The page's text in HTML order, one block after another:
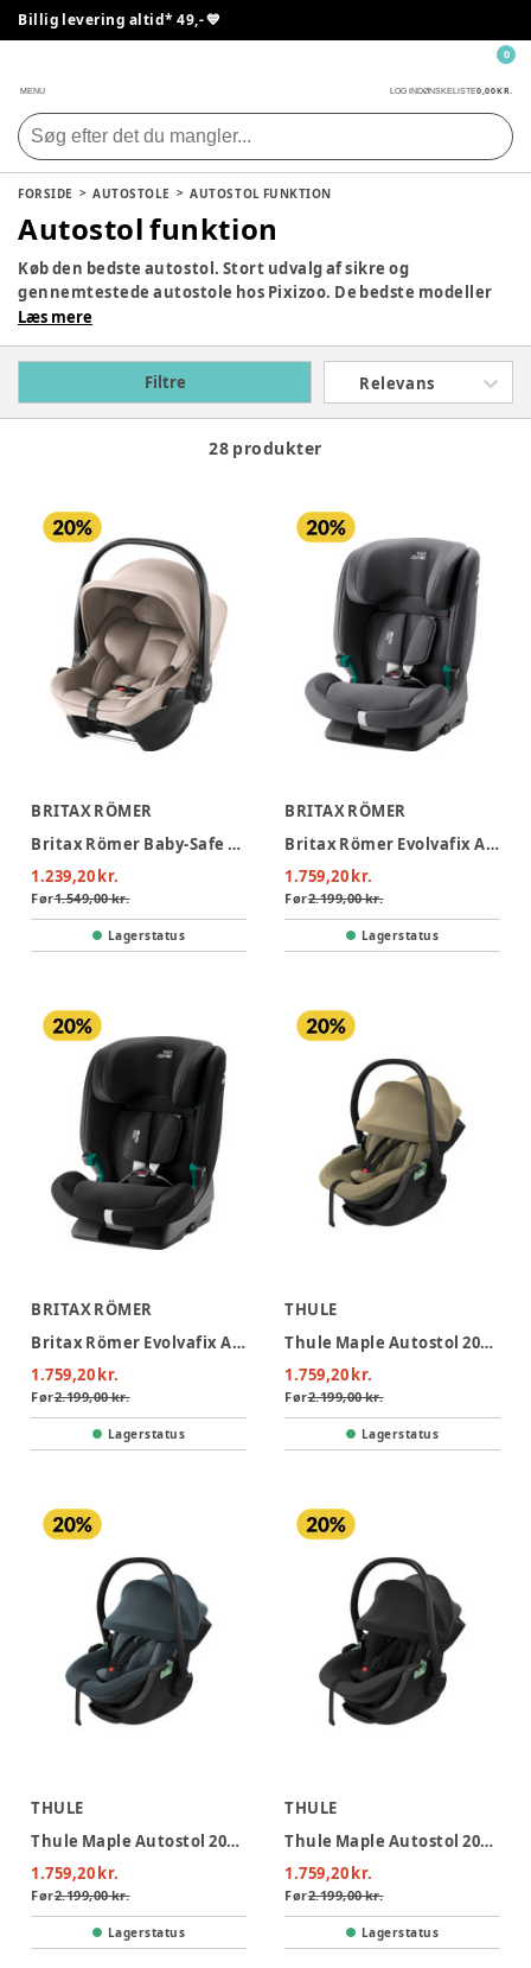
Billig levering altid* 49,- 💙
MENU LOG INDØNSKELISTE0,00 KR.
0
FORSIDE AUTOSTOLE AUTOSTOL FUNKTION
Autostol funktion
Køb den bedste autostol. Stort udvalg af sikre og
gennemtestede autostole hos Pixizoo. De bedste modeller
fraLionelo
hjælper meget gerne med rådgivning, hvis du har brug for
Læs mere
Filtre Relevans
28 produkter
BRITAX RÖMER
Britax Römer Baby-Safe Core Autostol - Chai
1.239,20 kr.
Før1.549,00 kr.
Lagerstatus
BRITAX RÖMER
Britax Römer Evolvafix Autostol - Midnight Grey
1.759,20 kr.
Før2.199,00 kr.
Lagerstatus
BRITAX RÖMER
Britax Römer Evolvafix Autostol - Space Black
1.759,20 kr.
Før2.199,00 kr.
Lagerstatus
THULE
Thule Maple Autostol 2026 - Faded Khaki
1.759,20 kr.
Før2.199,00 kr.
Lagerstatus
THULE
Thule Maple Autostol 2026 - Darkest Blue
1.759,20 kr.
Før2.199,00 kr.
Lagerstatus
THULE
Thule Maple Autostol 2026 - Black
1.759,20 kr.
Før2.199,00 kr.
Lagerstatus